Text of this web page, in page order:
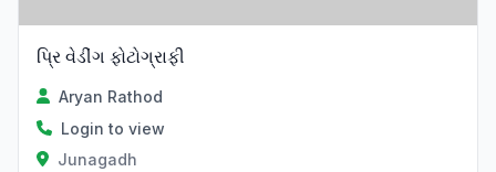
પ્રિ વેડીંગ ફોટોગ્રાફી
Aryan Rathod
Login to view
Junagadh